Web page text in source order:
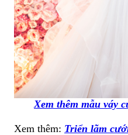
Xem thêm mẫu váy
Xem thêm: Triển lãm